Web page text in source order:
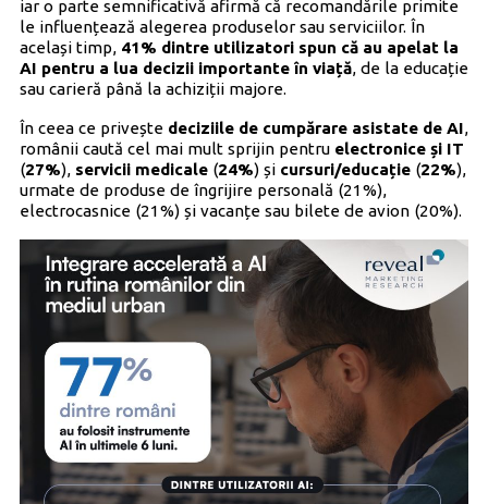
iar o parte semnificativă afirmă că recomandările primite
le influențează alegerea produselor sau serviciilor. În
același timp, 41% dintre utilizatori spun că au apelat la
AI pentru a lua decizii importante în viață, de la educație
sau carieră până la achiziții majore.
În ceea ce privește deciziile de cumpărare asistate de AI,
românii caută cel mai mult sprijin pentru electronice și IT
(27%), servicii medicale(24%) și cursuri/educație(22%),
urmate de produse de îngrijire personală (21%),
electrocasnice (21%) și vacanțe sau bilete de avion (20%).